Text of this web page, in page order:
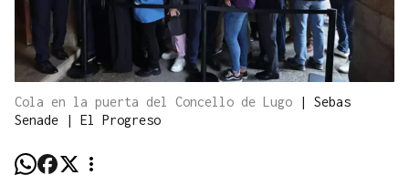
Cola en la puerta del Concello de Lugo | Sebas
Senade | El Progreso